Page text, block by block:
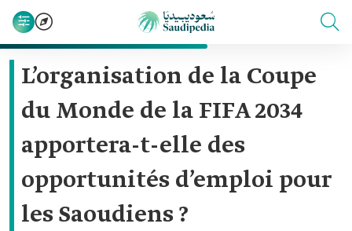
L’organisation de la Coupe
du Monde de la FIFA 2034
apportera-t-elle des
opportunités d’emploi pour
les Saoudiens ?